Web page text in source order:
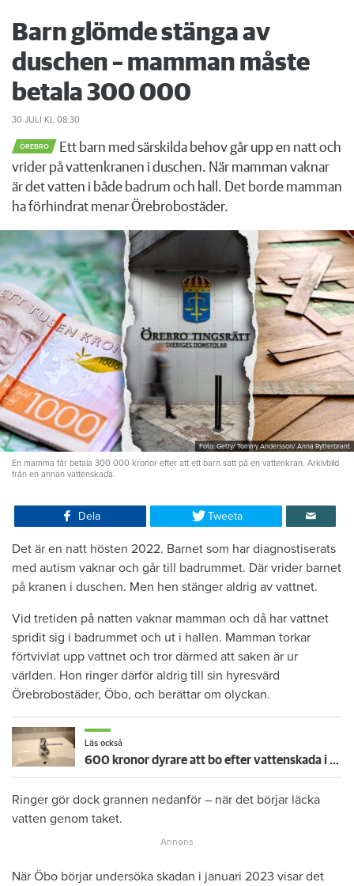
Barn glömde stänga av
duschen – mamman måste
betala 300 000
30 JULI KL 08:30
ÖREBRO
Ett barn med särskilda behov går upp en natt och
vrider på vattenkranen i duschen. När mamman vaknar
är det vatten i både badrum och hall. Det borde mamman
ha förhindrat menar Örebrobostäder.
Foto: Getty/ Tommy Andersson/ Anna Rytterbrant
En mamma får betala 300 000 kronor efter att ett barn satt på en vattenkran. Arkivbild
från en annan vattenskada.
Dela Tweeta
Det är en natt hösten 2022. Barnet som har diagnostiserats
med autism vaknar och går till badrummet. Där vrider barnet
på kranen i duschen. Men hen stänger aldrig av vattnet.
Vid tretiden på natten vaknar mamman och då har vattnet
spridit sig i badrummet och ut i hallen. Mamman torkar
förtvivlat upp vattnet och tror därmed att saken är ur
världen. Hon ringer därför aldrig till sin hyresvärd
Örebrobostäder, Öbo, och berättar om olyckan.
Läs också
600 kronor dyrare att bo efter vattenskada i Varberg
Ringer gör dock grannen nedanför – när det börjar läcka
vatten genom taket.
När Öbo börjar undersöka skadan i januari 2023 visar det